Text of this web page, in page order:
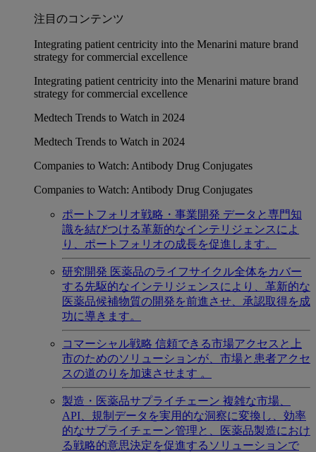
注目のコンテンツ
Integrating patient centricity into the Menarini mature brand
strategy for commercial excellence
Integrating patient centricity into the Menarini mature brand
strategy for commercial excellence
Medtech Trends to Watch in 2024
Medtech Trends to Watch in 2024
Companies to Watch: Antibody Drug Conjugates
Companies to Watch: Antibody Drug Conjugates
ポートフォリオ戦略・事業開発 データと専門知
識を結びつける革新的なインテリジェンスによ
り、ポートフォリオの成長を促進します。
研究開発 医薬品のライフサイクル全体をカバー
する先駆的なインテリジェンスにより、革新的な
医薬品候補物質の開発を前進させ、承認取得を成
功に導きます。
コマーシャル戦略 信頼できる市場アクセスと上
市のためのソリューションが、市場と患者アクセ
スの道のりを加速させます 。
製造・医薬品サプライチェーン 複雑な市場、
API、規制データを実用的な洞察に変換し、効率
的なサプライチェーン管理と、医薬品製造におけ
る戦略的意思決定を促進するソリューションで